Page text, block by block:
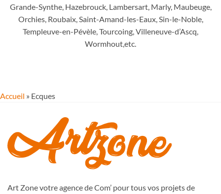
Grande-Synthe, Hazebrouck, Lambersart, Marly, Maubeuge,
Orchies, Roubaix, Saint-Amand-les-Eaux, Sin-le-Noble,
Templeuve-en-Pévèle, Tourcoing, Villeneuve-d’Ascq,
Wormhout,etc.
Accueil » Ecques
Art Zone votre agence de Com’ pour tous vos projets de